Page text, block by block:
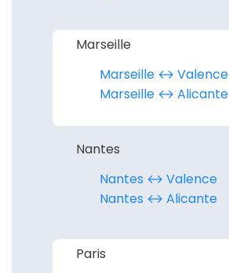
Marseille
Marseille ↔︎ Valence
Marseille ↔︎ Alicante
Nantes
Nantes ↔︎ Valence
Nantes ↔︎ Alicante
Paris